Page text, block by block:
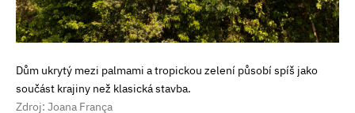
Dům ukrytý mezi palmami a tropickou zelení působí spíš jako
součást krajiny než klasická stavba.
Zdroj: Joana França